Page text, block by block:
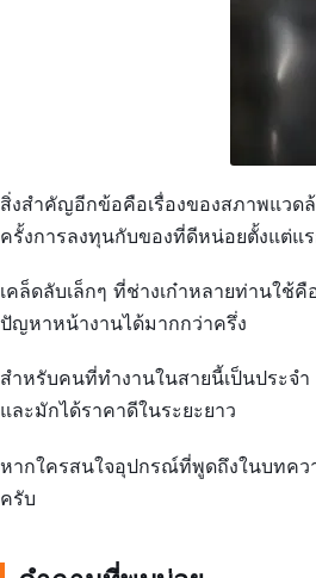
สิ่งสำคัญอีกข้อคือเรื่องของสภาพแว
ครั้งการลงทุนกับของที่ดีหน่อยตั้งแต่แ
เคล็ดลับเล็กๆ ที่ช่างเก๋าหลายท่านใช้คื
ปัญหาหน้างานได้มากกว่าครึ่ง
สำหรับคนที่ทำงานในสายนี้เป็นประจ
และมักได้ราคาดีในระยะยาว
หากใครสนใจอุปกรณ์ที่พูดถึงในบทคว
ครับ